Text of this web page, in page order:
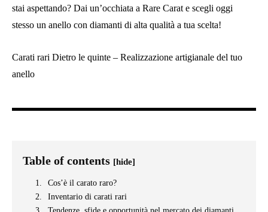
stai aspettando? Dai un’occhiata a Rare Carat e scegli oggi
stesso un anello con diamanti di alta qualità a tua scelta!
Carati rari Dietro le quinte – Realizzazione artigianale del tuo
anello
Table of contents [hide]
Cos’è il carato raro?
Inventario di carati rari